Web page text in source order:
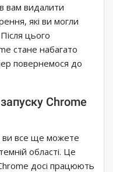
вам видалити
які ви могли
цього
стане набагато
повернемося до
Chrome
ви все ще можете
області. Це
досі працюють